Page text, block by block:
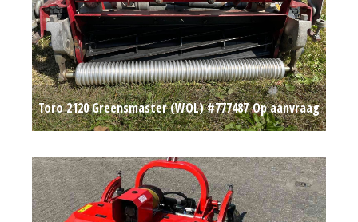
Toro 2120 Greensmaster (WOL) #777487 Op aanvraag